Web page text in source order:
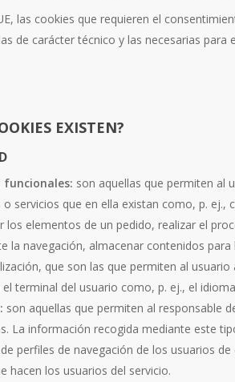
las cookies que requieren el
de carácter técnico y las necesarias
EXISTEN?
funcionales: son aquellas que permiten al
servicios que en ella existan como, p.
los elementos de un pedido, realizar el
la navegación, almacenar contenidos
que son las que permiten al
terminal del usuario como, p. ej., el
son aquellas que permiten al responsable
La información recogida mediante este
perfiles de navegación de los usuarios
hacen los usuarios del servicio.